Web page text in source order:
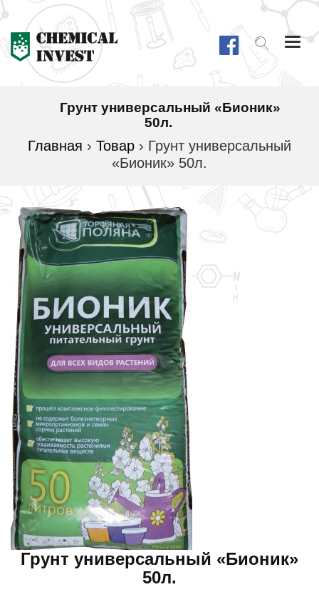
Грунт универсальный «Бионик»
50л.
Главная › Товар › Грунт универсальный
«Бионик» 50л.
Грунт универсальный «Бионик»
50л.